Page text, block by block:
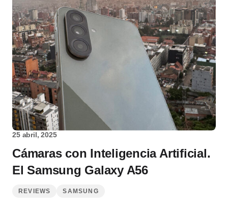
25 abril, 2025
Cámaras con Inteligencia Artificial.
El Samsung Galaxy A56
REVIEWS SAMSUNG